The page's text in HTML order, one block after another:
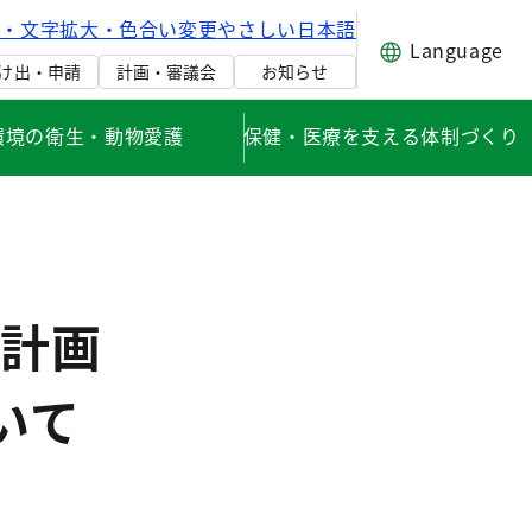
文字拡大・色合い変更やさしい日本語
出・申請 計画・審議会 お知らせ
Language
の衛生・動物愛護 保健・医療を支える体制づくり
画
て